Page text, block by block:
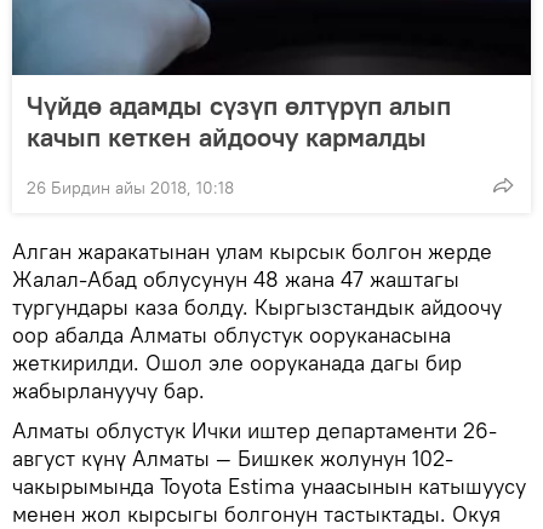
Чүйдө адамды сүзүп өлтүрүп алып
качып кеткен айдоочу кармалды
26 Бирдин айы 2018, 10:18
Алган жаракатынан улам кырсык болгон жерде
Жалал-Абад облусунун 48 жана 47 жаштагы
тургундары каза болду. Кыргызстандык айдоочу
оор абалда Алматы облустук ооруканасына
жеткирилди. Ошол эле ооруканада дагы бир
жабырлануучу бар.
Алматы облустук Ички иштер департаменти 26-
август күнү Алматы — Бишкек жолунун 102-
чакырымында Toyota Estima унаасынын катышуусу
менен жол кырсыгы болгонун тастыктады. Окуя